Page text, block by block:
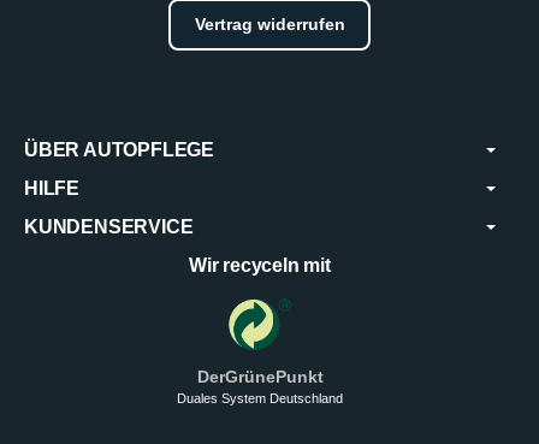
Vertrag widerrufen
ÜBER AUTOPFLEGE
HILFE
KUNDENSERVICE
Wir recyceln mit
DerGrünePunkt
Duales System Deutschland